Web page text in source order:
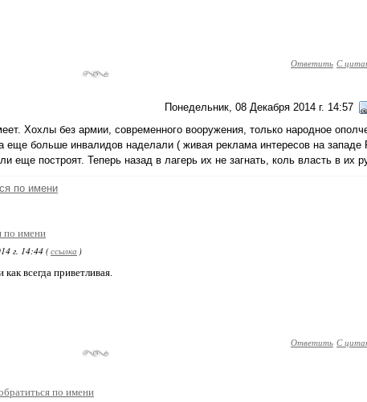
Ответить С
Понедельник, 08 Декабря 2014 г. 14:57
Хохлы без армии, современного вооружения, только народное
еще больше инвалидов наделали ( живая реклама интересов на западе
еще построят. Теперь назад в лагерь их не загнать, коль власть в их
по имени
по имени
г. 14:44 (ссылка )
всегда приветливая.
Ответить С
по имени